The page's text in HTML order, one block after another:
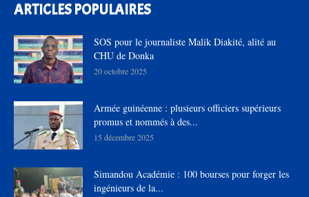
ARTICLES POPULAIRES
SOS pour le journaliste Malik Diakité, alité au
CHU de Donka
20 octobre 2025
Armée guinéenne : plusieurs officiers supérieurs
promus et nommés à des...
15 décembre 2025
Simandou Académie : 100 bourses pour forger les
ingénieurs de la...